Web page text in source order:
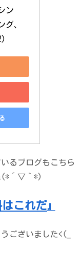
ン
グ、
るブログもこちら
(*´▽｀*)
これだ』
ございました<(_